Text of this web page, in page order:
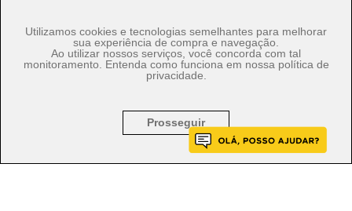
Lei.
Parceiro Pet Comércio de Produtos Pet LTDA - ME - CNPJ: 27.206.029/0001-
80
Utilizamos cookies e tecnologias semelhantes para melhorar
sua experiência de compra e navegação.
Ao utilizar nossos serviços, você concorda com tal
monitoramento. Entenda como funciona em nossa política de
privacidade
Prosseguir